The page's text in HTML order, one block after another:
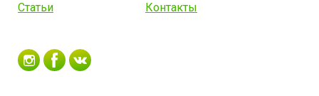
Статьи
Контакты